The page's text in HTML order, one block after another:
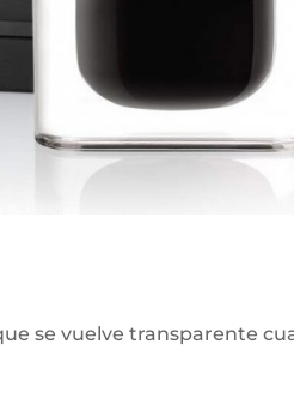
se vuelve transparente